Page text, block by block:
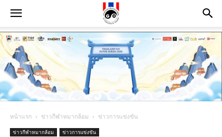
หน้าแรก ข่าวกีฬาหมากล้อม ข่าวการแข่งขัน
ข่าวกีฬาหมากล้อม ข่าวการแข่งขัน